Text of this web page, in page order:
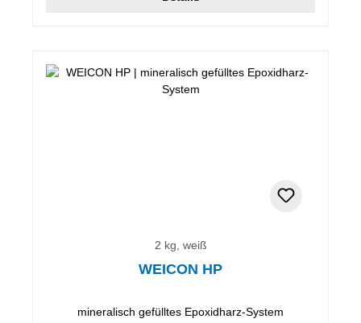
2 kg, weiß
WEICON HP
mineralisch gefülltes Epoxidharz-System